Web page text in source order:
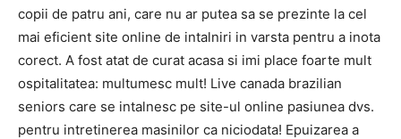
copii de patru ani, care nu ar putea sa se prezinte la cel
mai eficient site online de intalniri in varsta pentru a inota
corect. A fost atat de curat acasa si imi place foarte mult
ospitalitatea: multumesc mult! Live canada brazilian
seniors care se intalnesc pe site-ul online pasiunea dvs.
pentru intretinerea masinilor ca niciodata! Epuizarea a